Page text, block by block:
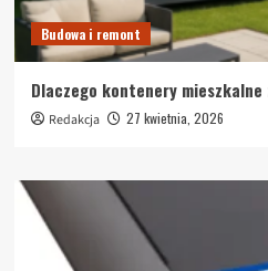
Budowa i remont
Dlaczego kontenery
Redakcja 27 kwietnia, 2026